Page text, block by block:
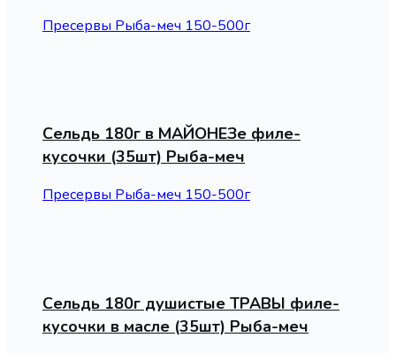
Пресервы Рыба-меч 150-500г
Сельдь 180г в МАЙОНЕЗе филе-
кусочки (35шт) Рыба-меч
Пресервы Рыба-меч 150-500г
Сельдь 180г душистые ТРАВЫ филе-
кусочки в масле (35шт) Рыба-меч